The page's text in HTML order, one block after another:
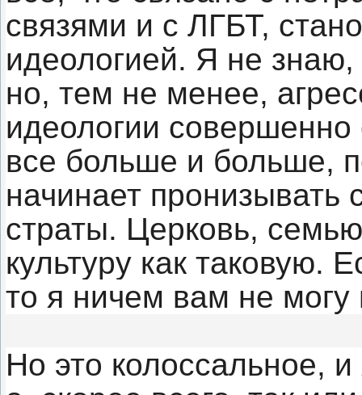
связями и с ЛГБТ,
идеологией. Я не знаю,
но, тем не менее,
идеологии
все больше и больше,
начинает пронизывать
страты. Церковь,
культуру как таковую.
то я ничем вам не могу
Но это колоссальное,